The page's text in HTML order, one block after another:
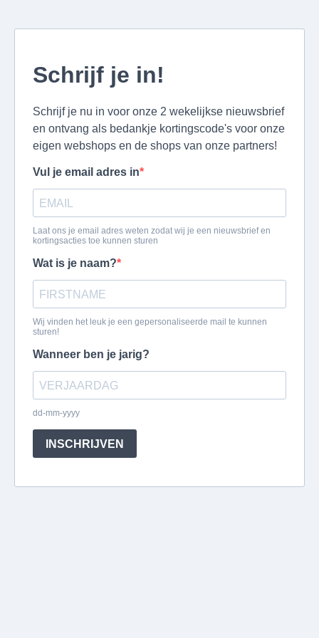
Schrijf je in!
Schrijf je nu in voor onze 2 wekelijkse nieuwsbrief
en ontvang als bedankje kortingscode's voor onze
eigen webshops en de shops van onze partners!
Vul je email adres in
Laat ons je email adres weten zodat wij je een nieuwsbrief en
kortingsacties toe kunnen sturen
Wat is je naam?
Wij vinden het leuk je een gepersonaliseerde mail te kunnen
sturen!
Wanneer ben je jarig?
dd-mm-yyyy
INSCHRIJVEN